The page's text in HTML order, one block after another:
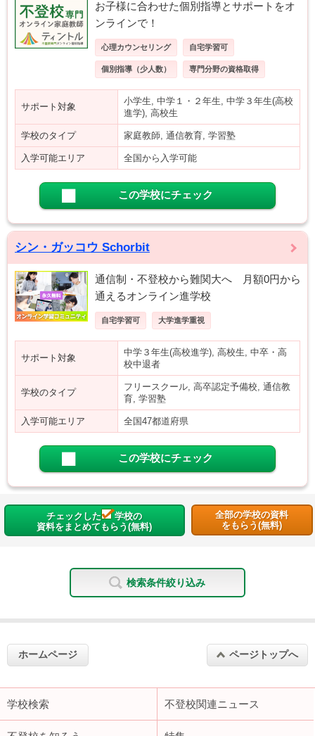
お子様に合わせた個別指導とサポートをオ
ンラインで！
心理カウンセリング 自宅学習可
個別指導（少人数） 専門分野の資格取得
サポート対象
小学生, 中学１・２年生, 中学３年生(高校
進学), 高校生
学校のタイプ 家庭教師, 通信教育, 学習塾
入学可能エリア 全国から入学可能
この学校にチェック
シン・ガッコウ Schorbit
通信制・不登校から難関大へ 月額0円から
通えるオンライン進学校
自宅学習可 大学進学重視
サポート対象
中学３年生(高校進学), 高校生, 中卒・高
校中退者
学校のタイプ
フリースクール, 高卒認定予備校, 通信教
育, 学習塾
入学可能エリア 全国47都道府県
この学校にチェック
チェックした
学校の
資料をまとめてもらう(無料)
全部の学校の資料
をもらう(無料)
検索条件絞り込み
ホームページ ページトップへ
学校検索 不登校関連ニュース